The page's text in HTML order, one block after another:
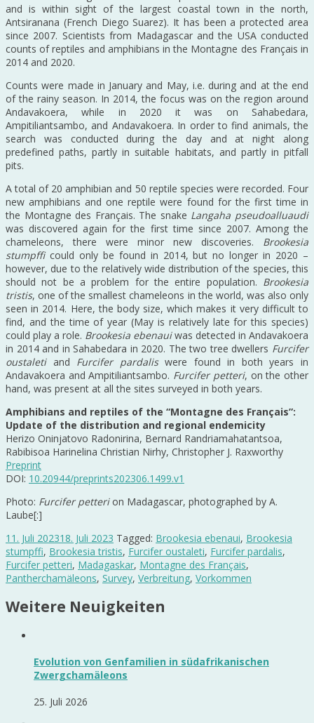
and is within sight of the largest coastal town in the north,
Antsiranana (French Diego Suarez). It has been a protected area
since 2007. Scientists from Madagascar and the USA conducted
counts of reptiles and amphibians in the Montagne des Français in
2014 and 2020.
Counts were made in January and May, i.e. during and at the end
of the rainy season. In 2014, the focus was on the region around
Andavakoera, while in 2020 it was on Sahabedara,
Ampitiliantsambo, and Andavakoera. In order to find animals, the
search was conducted during the day and at night along
predefined paths, partly in suitable habitats, and partly in pitfall
pits.
A total of 20 amphibian and 50 reptile species were recorded. Four
new amphibians and one reptile were found for the first time in
the Montagne des Français. The snake Langaha pseudoalluaudi
was discovered again for the first time since 2007. Among the
chameleons, there were minor new discoveries. Brookesia
stumpfficould only be found in 2014, but no longer in 2020 –
however, due to the relatively wide distribution of the species, this
should not be a problem for the entire population. Brookesia
tristis, one of the smallest chameleons in the world, was also only
seen in 2014. Here, the body size, which makes it very difficult to
find, and the time of year (May is relatively late for this species)
could play a role. Brookesia ebenauiwas detected in Andavakoera
in 2014 and in Sahabedara in 2020. The two tree dwellers Furcifer
oustaletiand Furcifer pardaliswere found in both years in
Andavakoera and Ampitiliantsambo. Furcifer petteri, on the other
hand, was present at all the sites surveyed in both years.
Amphibians and reptiles of the “Montagne des Français”:
Update of the distribution and regional endemicity
Herizo Oninjatovo Radonirina, Bernard Randriamahatantsoa,
Rabibisoa Harinelina Christian Nirhy, Christopher J. Raxworthy
Preprint
DOI: 10.20944/preprints202306.1499.v1
Photo: Furcifer petterion Madagascar, photographed by A.
Laube[:]
11. Juli 202318. Juli 2023 Tagged: Brookesia ebenaui, Brookesia
stumpffi, Brookesia tristis, Furcifer oustaleti, Furcifer pardalis,
Furcifer petteri, Madagaskar, Montagne des Français,
Pantherchamäleons, Survey, Verbreitung, Vorkommen
Weitere Neuigkeiten
Evolution von Genfamilien in südafrikanischen
Zwergchamäleons
25. Juli 2026